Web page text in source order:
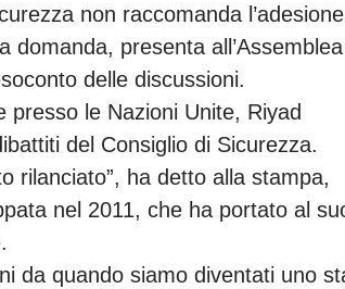
non raccomanda l’adesione
domanda, presenta all’Assemblea
delle discussioni.
le Nazioni Unite, Riyad
del Consiglio di Sicurezza.
rilanciato”, ha detto alla stampa,
nel 2011, che ha portato al
da quando siamo diventati uno